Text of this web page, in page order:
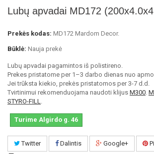
Lubų apvadai MD172
Prekės kodas: MD172 Mardom Decor.
Būklė: Nauja prekė
Lubų apvadai pagamintos iš polistireno.
Prekes pristatome per 1–3 darbo dienas nuo
Jei trūksta kiekio, prekės pristatomos per 3-7 d.d.
Tvirtinimui rekomenduojama naudoti klijus M300.
STYRO-FILL.
Turime Algirdo g. 46
Twitter Dalintis Google+